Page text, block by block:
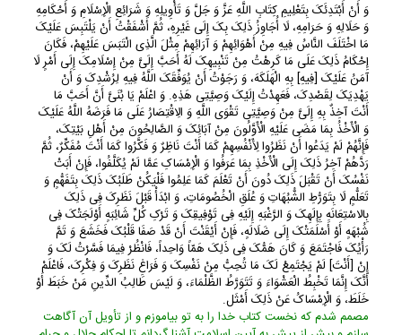
وَ أَنْ أَبْتَدِئَکَ بِتَعْلِیمِ کِتَابِ اللَّهِ عَزَّ وَ جَلَّ وَ تَأْوِیلِهِ وَ شَرَائِعِ الْإِسْلَامِ وَ أَحْکَامِهِ
وَ حَلَالِهِ وَ حَرَامِهِ، لَا أُجَاوِزُ ذَلِکَ بِکَ إِلَى غَیْرِهِ، ثُمَّ أَشْفَقْتُ أَنْ یَلْتَبِسَ عَلَیْکَ
مَا اخْتَلَفَ النَّاسُ فِیهِ مِنْ أَهْوَائِهِمْ وَ آرَائِهِمْ مِثْلَ الَّذِی الْتَبَسَ عَلَیْهِمْ، فَکَانَ
إِحْکَامُ ذَلِکَ عَلَى مَا کَرِهْتُ مِنْ تَنْبِیهِکَ لَهُ أَحَبَّ إِلَیَّ مِنْ إِسْلَامِکَ إِلَى أَمْرٍ لَا
آمَنُ عَلَیْکَ [فِیهِ] بِهِ الْهَلَکَهَ، وَ رَجَوْتُ أَنْ یُوَفِّقَکَ اللَّهُ فِیهِ لِرُشْدِکَ وَ أَنْ
یَهْدِیَکَ لِقَصْدِکَ، فَعَهِدْتُ إِلَیْکَ وَصِیَّتِی هَذِهِ. وَ اعْلَمْ یَا بُنَیَّ أَنَّ أَحَبَّ مَا
أَنْتَ آخِذٌ بِهِ إِلَیَّ مِنْ وَصِیَّتِی تَقْوَى اللَّهِ وَ الِاقْتِصَارُ عَلَى مَا فَرَضَهُ اللَّهُ عَلَیْکَ
وَ الْأَخْذُ بِمَا مَضَى عَلَیْهِ الْأَوَّلُونَ مِنْ آبَائِکَ وَ الصَّالِحُونَ مِنْ أَهْلِ بَیْتِکَ،
فَإِنَّهُمْ لَمْ یَدَعُوا أَنْ نَظَرُوا لِأَنْفُسِهِمْ کَمَا أَنْتَ نَاظِرٌ وَ فَکَّرُوا کَمَا أَنْتَ مُفَکِّرٌ، ثُمَّ
رَدَّهُمْ آخِرُ ذَلِکَ إِلَى الْأَخْذِ بِمَا عَرَفُوا وَ الْإِمْسَاکِ عَمَّا لَمْ یُکَلَّفُوا، فَإِنْ أَبَتْ
نَفْسُکَ أَنْ تَقْبَلَ ذَلِکَ دُونَ أَنْ تَعْلَمَ کَمَا عَلِمُوا فَلْیَکُنْ طَلَبُکَ ذَلِکَ بِتَفَهُّمٍ وَ
تَعَلُّمٍ لَا بِتَوَرُّطِ الشُّبُهَاتِ وَ عُلَقِ الْخُصُومَاتِ، وَ ابْدَأْ قَبْلَ نَظَرِکَ فِی ذَلِکَ
بِالاسْتِعَانَهِ بِإِلَهِکَ وَ الرَّغْبَهِ إِلَیْهِ فِی تَوْفِیقِکَ وَ تَرْکِ کُلِّ شَائِبَهٍ أَوْلَجَتْکَ فِی
شُبْهَهٍ أَوْ أَسْلَمَتْکَ إِلَى ضَلَالَهٍ، فَإِنْ أَیْقَنْتَ أَنْ قَدْ صَفَا قَلْبُکَ فَخَشَعَ وَ تَمَّ
رَأْیُکَ فَاجْتَمَعَ وَ کَانَ هَمُّکَ فِی ذَلِکَ هَمّاً وَاحِداً، فَانْظُرْ فِیمَا فَسَّرْتُ لَکَ وَ
إِنْ [أَنْتَ] لَمْ یَجْتَمِعْ لَکَ مَا تُحِبُّ مِنْ نَفْسِکَ وَ فَرَاغِ نَظَرِکَ وَ فِکْرِکَ، فَاعْلَمْ
أَنَّکَ إِنَّمَا تَخْبِطُ الْعَشْوَاءَ وَ تَتَوَرَّطُ الظَّلْمَاءَ، وَ لَیْسَ طَالِبُ الدِّینِ مَنْ خَبَطَ أَوْ
خَلَطَ، وَ الْإِمْسَاکُ عَنْ ذَلِکَ أَمْثَل.
مصمم شدم که نخست کتاب خدا را به تو بیاموزم و از تأویل آن آگاهت